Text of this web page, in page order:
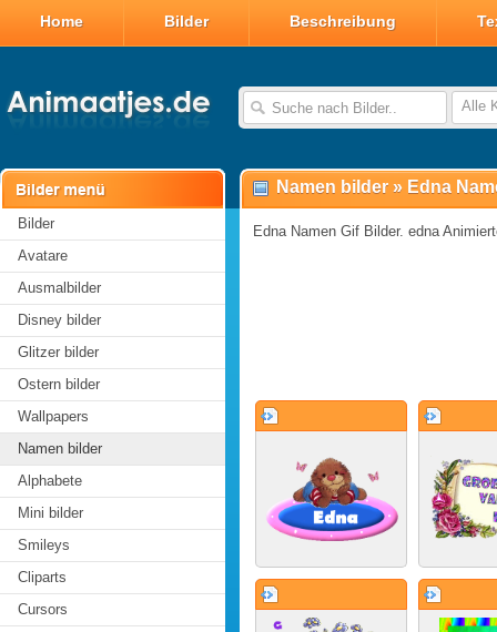
Home Bilder Beschreibung
Alle
Bilder
Avatare
Ausmalbilder
Disney bilder
Glitzer bilder
Ostern bilder
Wallpapers
Namen bilder
Alphabete
Mini bilder
Smileys
Cliparts
Cursors
Namen bilder » Edna
Edna Namen Gif Bilder. edna